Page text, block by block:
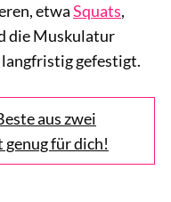
etwaSquats,
die Muskulatur
gefestigt.
aus zwei
genug für dich!